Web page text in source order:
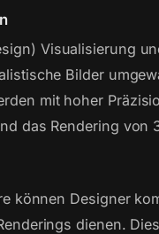
Visualisierung
Bilder
mit hoher
das Rendering
können Designer
dienen.